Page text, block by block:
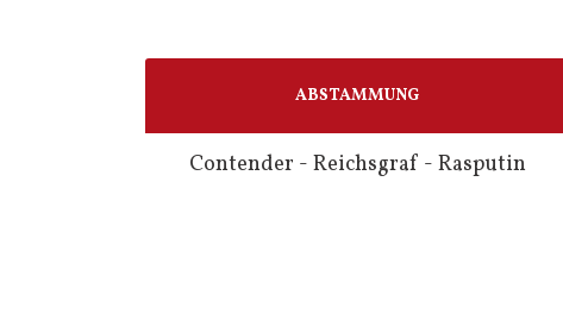
ABSTAMMUNG
Contender - Reichsgraf - Rasputin